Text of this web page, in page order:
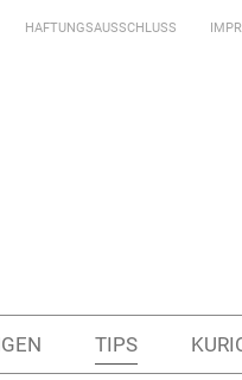
HAFTUNGSAUSSCHLUSS
TIPS